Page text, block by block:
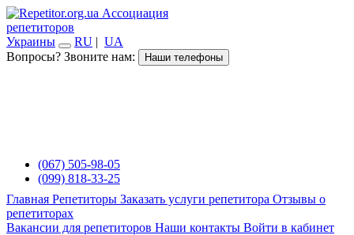
Ассоциация
репетиторов
Украины
RU | UA
Вопросы? Звоните нам:
Наши телефоны
(067) 505-98-05
(099) 818-33-25
Главная Репетиторы Заказать услуги репетитора Отзывы о
репетиторах
Вакансии для репетиторов Наши контакты Войти в кабинет